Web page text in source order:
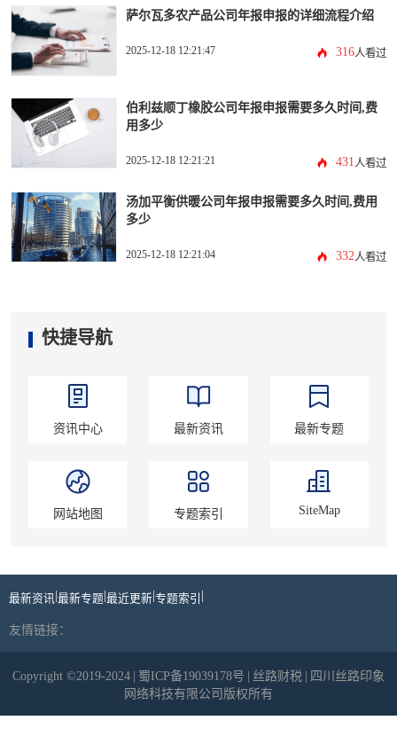
萨尔瓦多农产品公司年报申报的详细流程介绍
2025-12-18 12:21:47 316人看过
伯利兹顺丁橡胶公司年报申报需要多久时间,费
用多少
2025-12-18 12:21:21 431人看过
汤加平衡供暖公司年报申报需要多久时间,费用
多少
2025-12-18 12:21:04 332人看过
快捷导航
资讯中心 最新资讯 最新专题
网站地图 专题索引 SiteMap
最新资讯 最新专题 最近更新 专题索引
友情链接：
Copyright ©2019-2024 蜀ICP备19039178号 丝路财税
四川丝路印象
网络科技有限公司版权所有